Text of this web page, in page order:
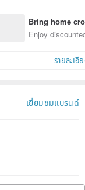
Bring home
n with ease
Enjoy
รายละเอี
เยี่ยมชมแบรนด์